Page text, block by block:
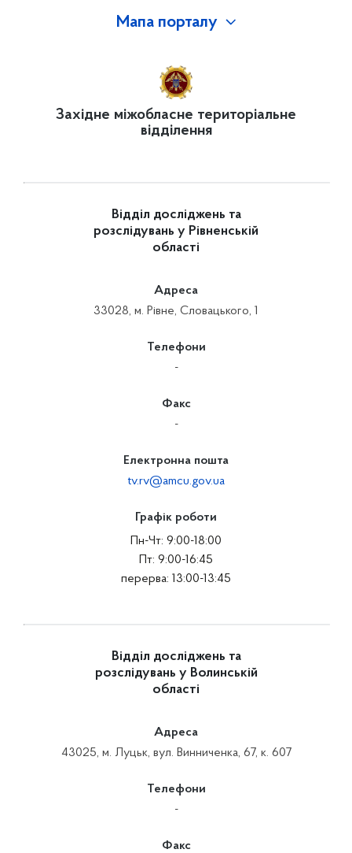
Мапа порталу
Західне міжобласне територіальне
відділення
Відділ досліджень та
розслідувань у Рівненській
області
Адреса
33028, м. Рівне, Словацького, 1
Телефони
-
Факс
-
Електронна пошта
tv.rv@amcu.gov.ua
Графік роботи
Пн-Чт: 9:00-18:00
Пт: 9:00-16:45
перерва: 13:00-13:45
Відділ досліджень та
розслідувань у Волинській
області
Адреса
43025, м. Луцьк, вул. Винниченка, 67, к. 607
Телефони
-
Факс